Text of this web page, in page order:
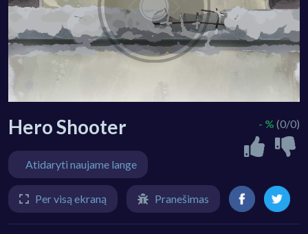
Hero Shooter - % (0/0)
Atidaryti naujame lange
Per visą ekraną Pranešimas